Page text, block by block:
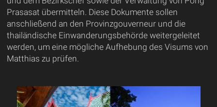
Prasasat übermitteln. Diese Dokumente sollen
anschließend an den Provinzgouverneur und die
thailändische Einwanderungsbehörde weitergeleitet
werden, um eine mögliche Aufhebung des Visums von
Matthias zu prüfen.